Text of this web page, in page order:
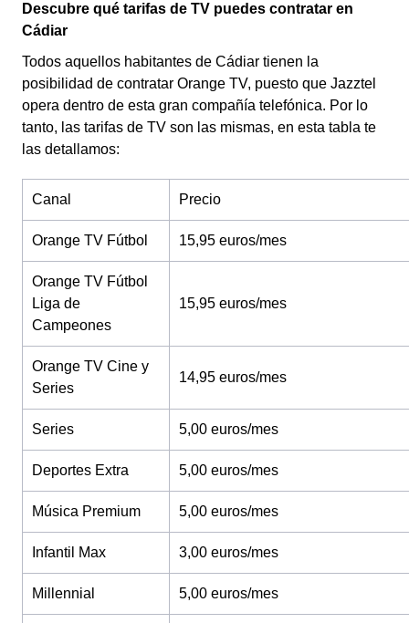
Descubre qué tarifas de TV puedes contratar en
Cádiar
Todos aquellos habitantes de Cádiar tienen la
posibilidad de contratar Orange TV, puesto que Jazztel
opera dentro de esta gran compañía telefónica. Por lo
tanto, las tarifas de TV son las mismas, en esta tabla te
las detallamos:
Canal Precio
Orange TV Fútbol 15,95 euros/mes
Orange TV Fútbol
Liga de
Campeones
15,95 euros/mes
Orange TV Cine y
Series
14,95 euros/mes
Series 5,00 euros/mes
Deportes Extra 5,00 euros/mes
Música Premium 5,00 euros/mes
Infantil Max 3,00 euros/mes
Millennial 5,00 euros/mes